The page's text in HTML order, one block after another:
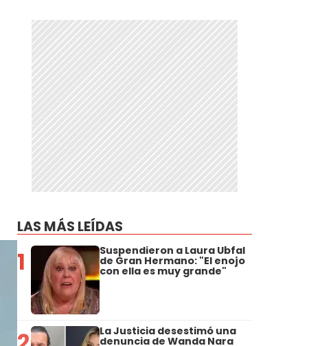
LAS MÁS LEÍDAS
1 Suspendieron a Laura Ubfal
de Gran Hermano: "El enojo
con ella es muy grande"
La Justicia desestimó una
denuncia de Wanda Nara